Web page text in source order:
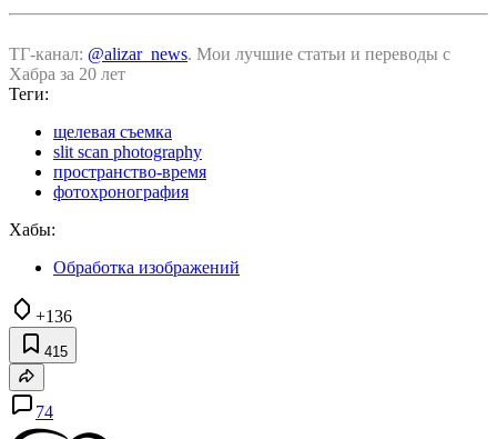
ТГ-канал: @alizar_news. Мои лучшие статьи и переводы с
Хабра за 20 лет
Теги:
щелевая съемка
slit scan photography
пространство-время
фотохронография
Хабы:
Обработка изображений
+136
415
74